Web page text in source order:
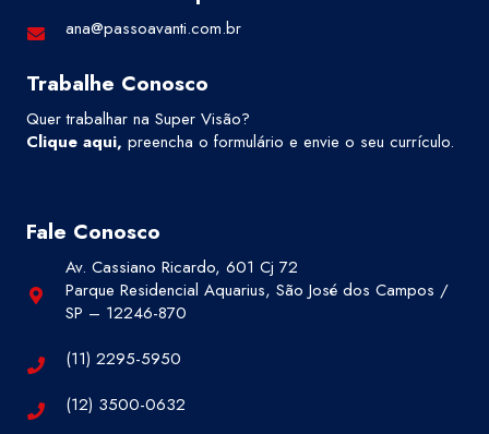
ana@passoavanti.com.br
Trabalhe Conosco
Quer trabalhar na Super Visão?
Clique aqui, preencha o formulário e envie o seu currículo.
Fale Conosco
Av. Cassiano Ricardo, 601 Cj 72
Parque Residencial Aquarius, São José dos Campos /
SP – 12246-870
(11) 2295-5950
(12) 3500-0632